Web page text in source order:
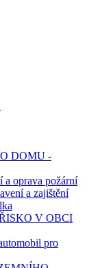
DOMU -
a oprava požární
a zajištění
V OBCI
pro